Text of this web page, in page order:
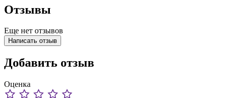
Отзывы
Еще нет отзывов
Написать отзыв
Добавить отзыв
Оценка